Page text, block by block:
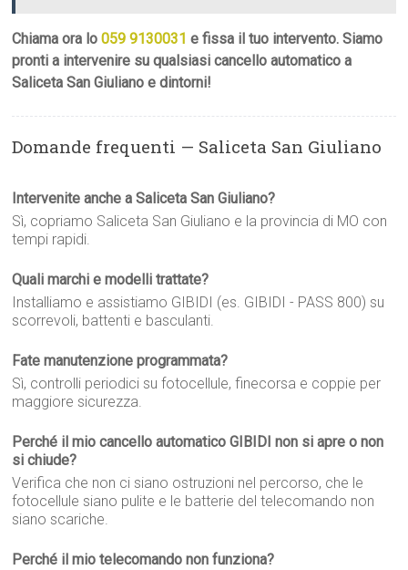
Chiama ora lo059 9130031 e fissa il tuo intervento. Siamo
pronti a intervenire su qualsiasi cancello automatico a
Saliceta San Giuliano e dintorni!
Domande frequenti — Saliceta San Giuliano
Intervenite anche a Saliceta San Giuliano?
Sì, copriamo Saliceta San Giuliano e la provincia di MO con
tempi rapidi.
Quali marchi e modelli trattate?
Installiamo e assistiamo GIBIDI (es. GIBIDI - PASS 800) su
scorrevoli, battenti e basculanti.
Fate manutenzione programmata?
Sì, controlli periodici su fotocellule, finecorsa e coppie per
maggiore sicurezza.
Perché il mio cancello automatico GIBIDI non si apre o non
si chiude?
Verifica che non ci siano ostruzioni nel percorso, che le
fotocellule siano pulite e le batterie del telecomando non
siano scariche.
Perché il mio telecomando non funziona?